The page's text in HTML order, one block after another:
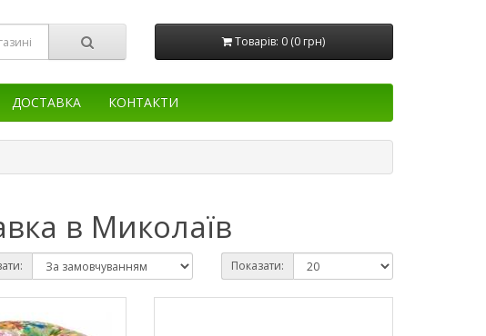
Товарів: 0 (0 грн)
ДОСТАВКА КОНТАКТИ
в Миколаїв
Показати: